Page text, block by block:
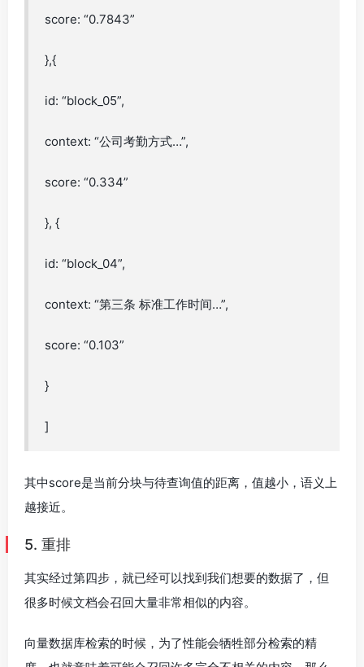
score: “0.7843”
},{
id: “block_05”,
context: “公司考勤方式…”,
score: “0.334”
}, {
id: “block_04”,
context: “第三条 标准工作时间…”,
score: “0.103”
}
]
其中score是当前分块与待查询值的距离，值越小，语义上
越接近。
5. 重排
其实经过第四步，就已经可以找到我们想要的数据了，但
很多时候文档会召回大量非常相似的内容。
向量数据库检索的时候，为了性能会牺牲部分检索的精